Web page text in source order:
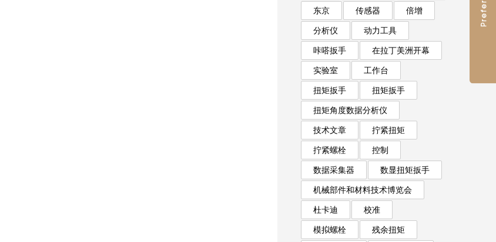
东京
传感器
倍增
分析仪
动力工具
咔嗒扳手
在拉丁美洲开幕
实验室
工作台
扭矩扳手
扭矩扳手
扭矩角度数据分析仪
技术文章
拧紧扭矩
拧紧螺栓
控制
数据采集器
数显扭矩扳手
机械部件和材料技术博览会
杜卡迪
校准
模拟螺栓
残余扭矩